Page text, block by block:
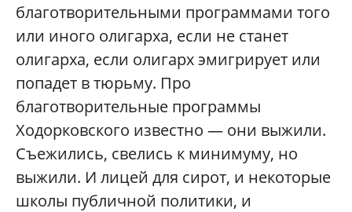
благотворительными программами того
или иного олигарха, если не станет
олигарха, если олигарх эмигрирует или
попадет в тюрьму. Про
благотворительные программы
Ходорковского известно — они выжили.
Съежились, свелись к минимуму, но
выжили. И лицей для сирот, и некоторые
школы публичной политики, и